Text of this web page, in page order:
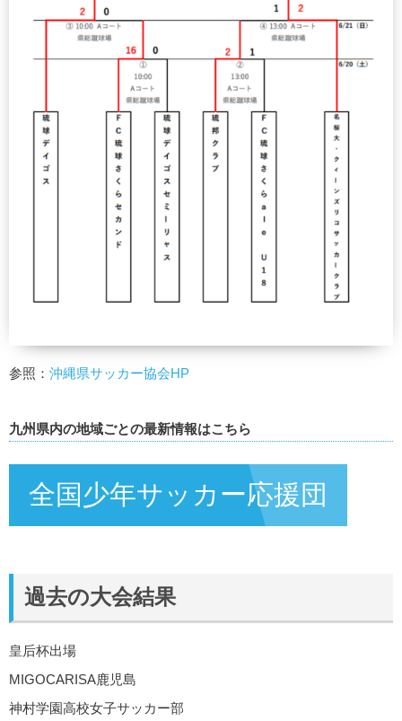
参照： 沖縄県サッカー協会HP
九州県内の地域ごとの最新情報はこちら
全国少年サッカー応援団
過去の大会結果
皇后杯出場
MIGOCARISA鹿児島
神村学園高校女子サッカー部